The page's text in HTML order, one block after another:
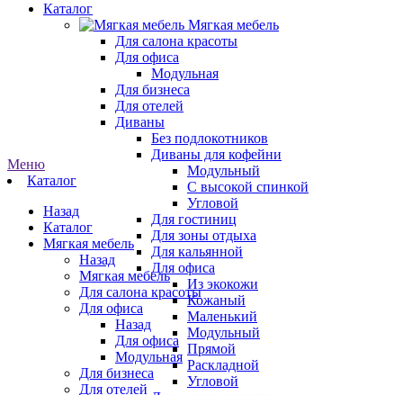
Каталог
Мягкая мебель
Для салона красоты
Для офиса
Модульная
Для бизнеса
Для отелей
Диваны
Без подлокотников
Диваны для кофейни
Модульный
С высокой спинкой
Угловой
Для гостиниц
Для зоны отдыха
Для кальянной
Для офиса
Из экокожи
Кожаный
Маленький
Модульный
Прямой
Раскладной
Угловой
Меню
Каталог
Назад
Каталог
Мягкая мебель
Назад
Мягкая мебель
Для салона красоты
Для офиса
Назад
Для офиса
Модульная
Для бизнеса
Для отелей